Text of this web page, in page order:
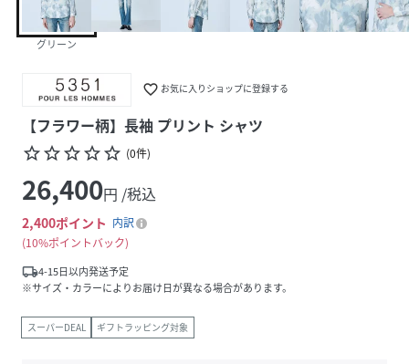
グリーン
favorite_border お気に入りショップに登録する
【フラワー柄】長袖 プリント シャツ
star_borderstar_borderstar_borderstar_borderstar_border (0件)
26,400円 /税込
2,400ポイント 内訳
10%ポイントバック
local_shipping4-15日以内発送予定
※サイズ・カラーによりお届け日が異なる場合があります。
スーパーDEAL ギフトラッピング対象